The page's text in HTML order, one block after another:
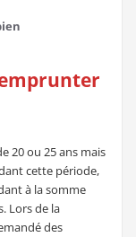
20 ou 25 ans mais
cette période,
à la somme
Lors de la
des